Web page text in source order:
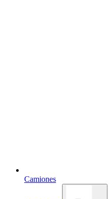
Camiones